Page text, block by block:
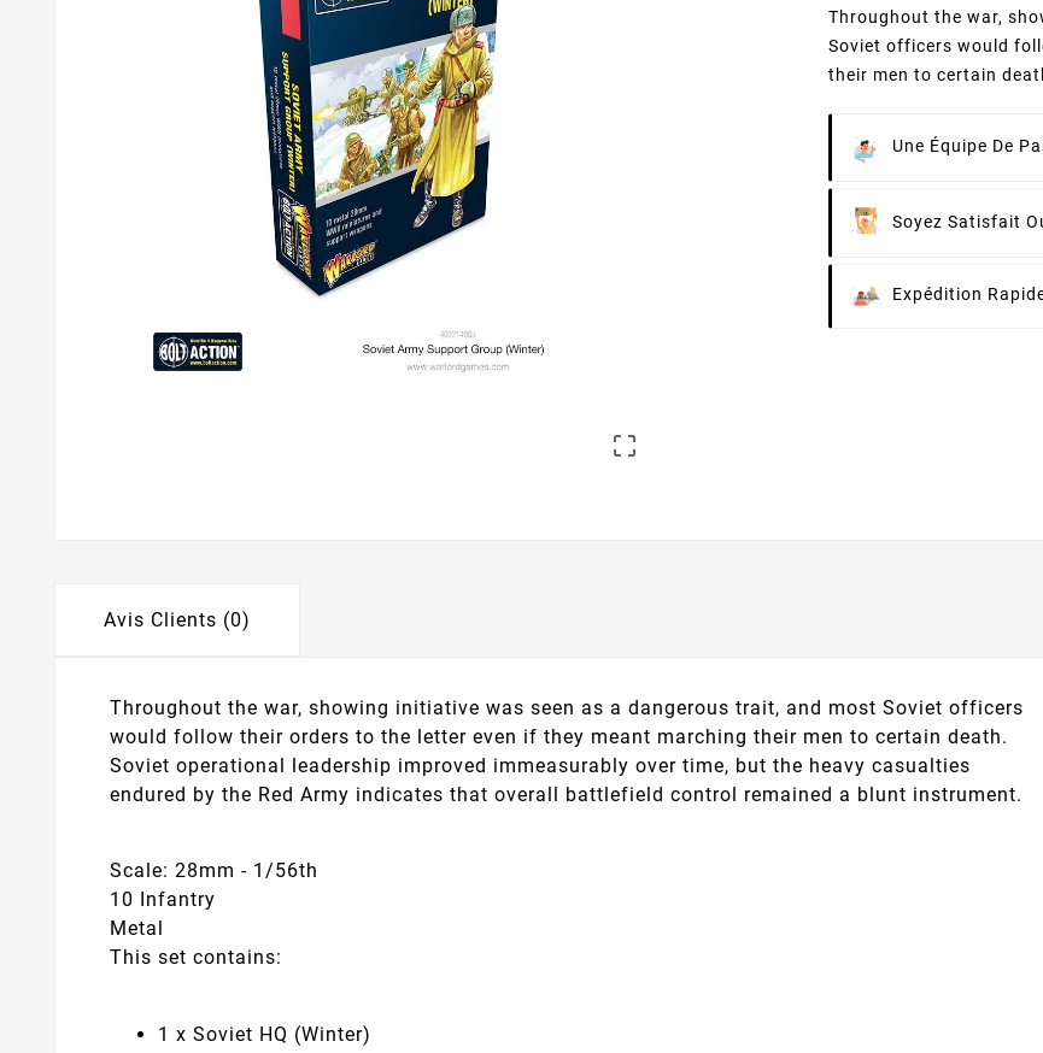

Throughout the war,
Soviet officers would
their men to certain
Une Équipe De
Soyez Satisfait
Expédition
Avis Clients (0)
Throughout the war, showing initiative was seen as a dangerous trait, and most Soviet officers
would follow their orders to the letter even if they meant marching their men to certain death.
Soviet operational leadership improved immeasurably over time, but the heavy casualties
endured by the Red Army indicates that overall battlefield control remained a blunt instrument.
Scale: 28mm - 1/56th
10 Infantry
Metal
This set contains:
1 x Soviet HQ (Winter)